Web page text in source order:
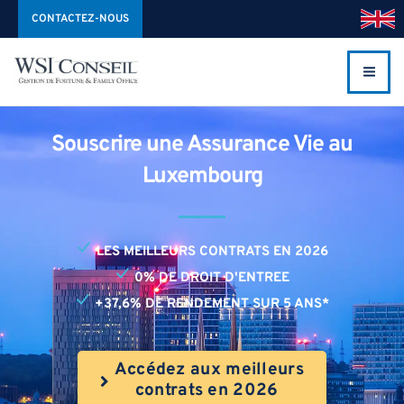
Aller
au
contenu
CONTACTEZ-NOUS
Souscrire une Assurance Vie au
Luxembourg
LES MEILLEURS CONTRATS EN 2026
0% DE DROIT D'ENTREE
+37,6% DE RENDEMENT SUR 5 ANS*
Accédez aux meilleurs
contrats en 2026